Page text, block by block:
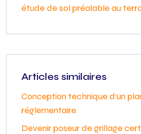
étude de sol préalable au
Articles similaires
Conception technique d’un
réglementaire
Devenir poseur de grillage